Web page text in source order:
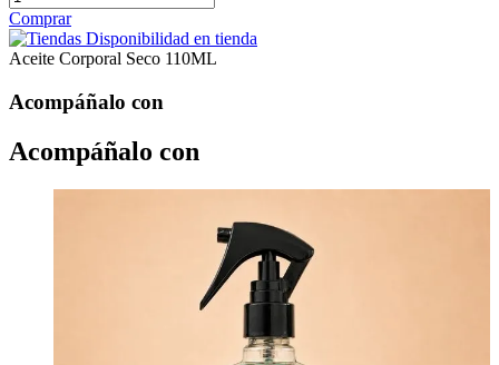
Comprar
Disponibilidad en tienda
Aceite Corporal Seco 110ML
Acompáñalo con
Acompáñalo con